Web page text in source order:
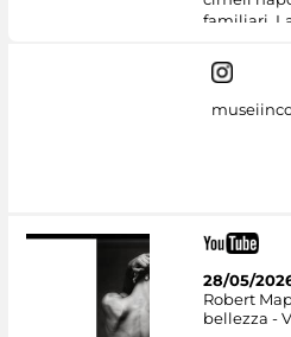
familiari.
28/05/
Robert
bellezza -